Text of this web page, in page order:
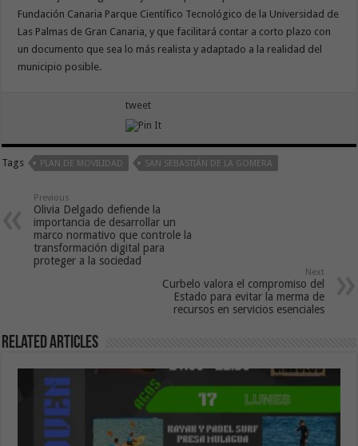
Fundación Canaria Parque Científico Tecnológico de la Universidad de
Las Palmas de Gran Canaria, y que facilitará contar a corto plazo con
un documento que sea lo más realista y adaptado a la realidad del
municipio posible.
tweet
Tags PLAN DE MOVILIDAD SAN SEBASTIÁN DE LA GOMERA
Previous
Olivia Delgado defiende la
importancia de desarrollar un
marco normativo que controle la
transformación digital para
proteger a la sociedad
Next
Curbelo valora el compromiso del
Estado para evitar la merma de
recursos en servicios esenciales
Related Articles